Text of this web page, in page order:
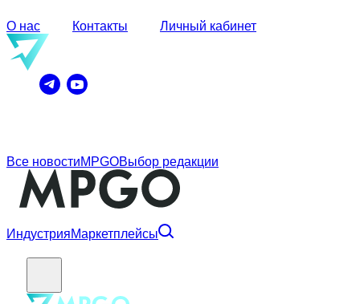
О нас Контакты Личный кабинет
Все новостиMPGOВыбор редакции
ИндустрияМаркетплейсы